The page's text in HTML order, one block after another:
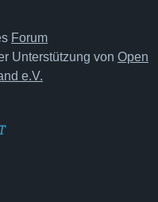
Forum
Unterstützung von Open
e.V.